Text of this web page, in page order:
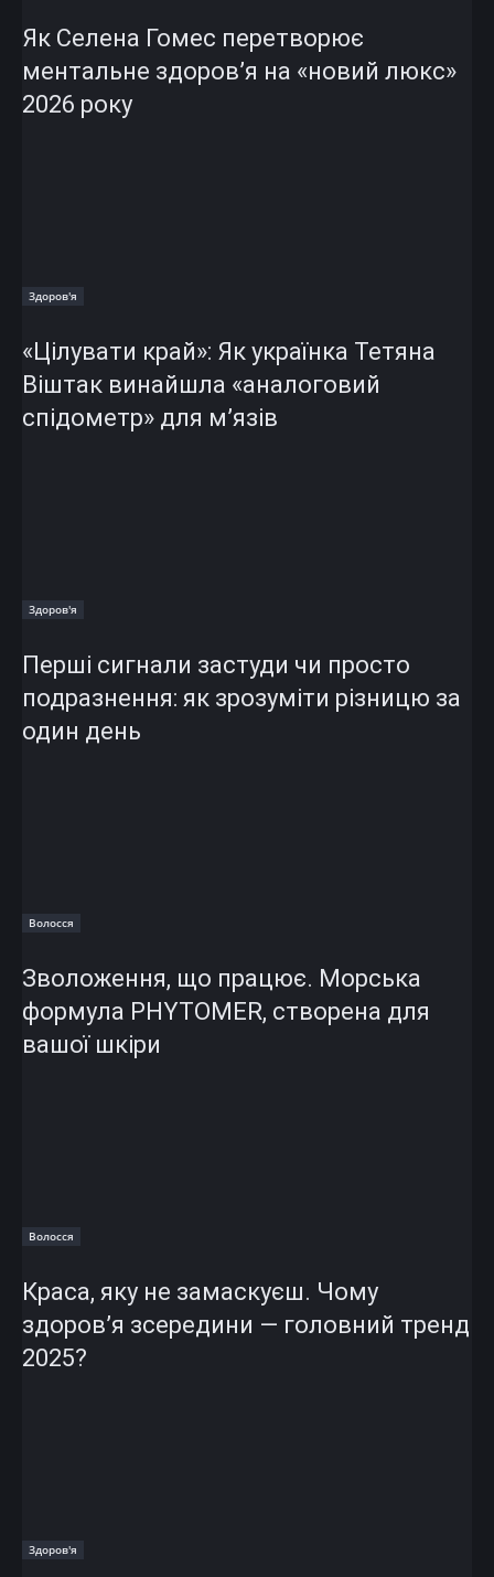
Як Селена Гомес перетворює
ментальне здоров’я на «новий люкс»
2026 року
Здоров'я
«Цілувати край»: Як українка Тетяна
Віштак винайшла «аналоговий
спідометр» для м’язів
Здоров'я
Перші сигнали застуди чи просто
подразнення: як зрозуміти різницю за
один день
Волосся
Зволоження, що працює. Морська
формула PHYTOMER, створена для
вашої шкіри
Волосся
Краса, яку не замаскуєш. Чому
здоров’я зсередини — головний тренд
2025?
Здоров'я